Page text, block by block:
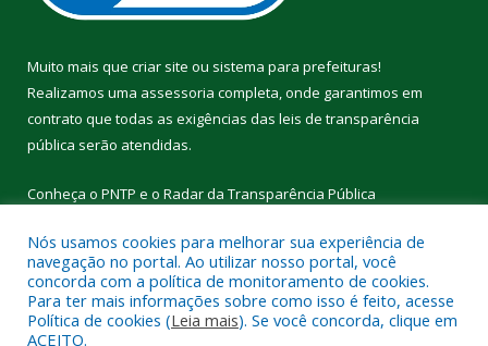
Muito mais que criar site ou sistema para prefeituras!
Realizamos uma assessoria completa, onde garantimos em
contrato que todas as exigências das leis de transparência
pública serão atendidas.
Conheça o PNTP e o Radar da Transparência Pública
Todos os direitos reservados a Câmara Municipal de Cumaru do
Norte.
Nós usamos cookies para melhorar sua experiência de
navegação no portal. Ao utilizar nosso portal, você
concorda com a política de monitoramento de cookies.
Para ter mais informações sobre como isso é feito, acesse
Política de cookies (Leia mais). Se você concorda, clique em
ACEITO.